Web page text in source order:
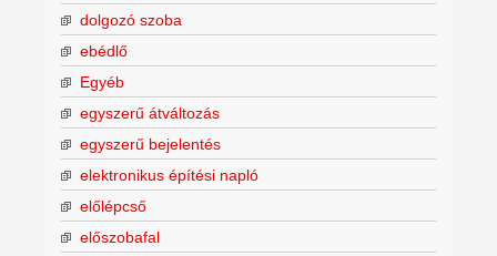
dolgozó szoba
ebédlő
Egyéb
egyszerű átváltozás
egyszerű bejelentés
elektronikus építési napló
előlépcső
előszobafal